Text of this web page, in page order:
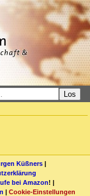
Los
Küßners |
bei Amazon! |
| Cookie-Einstellungen